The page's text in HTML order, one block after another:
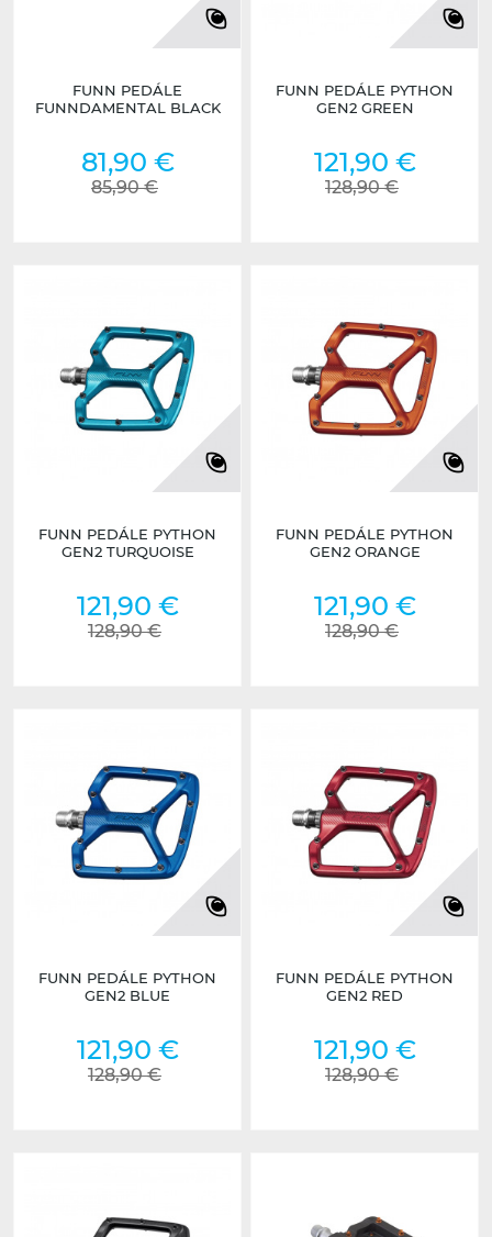
FUNN PEDÁLE
FUNNDAMENTAL BLACK
81,90 €
85,90 €
FUNN PEDÁLE PYTHON
GEN2 GREEN
121,90 €
128,90 €
FUNN PEDÁLE PYTHON
GEN2 TURQUOISE
121,90 €
128,90 €
FUNN PEDÁLE PYTHON
GEN2 ORANGE
121,90 €
128,90 €
FUNN PEDÁLE PYTHON
GEN2 BLUE
121,90 €
128,90 €
FUNN PEDÁLE PYTHON
GEN2 RED
121,90 €
128,90 €